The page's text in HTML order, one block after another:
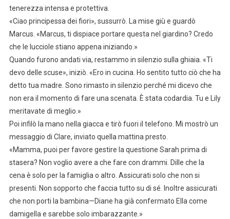
tenerezza intensa e protettiva.
«Ciao principessa dei fiori», sussurrò. La mise giù e guardò
Marcus. «Marcus, ti dispiace portare questa nel giardino? Credo
che le lucciole stiano appena iniziando.»
Quando furono andati via, restammo in silenzio sulla ghiaia. «Ti
devo delle scuse», iniziò. «Ero in cucina. Ho sentito tutto ciò che ha
detto tua madre. Sono rimasto in silenzio perché mi dicevo che
non era il momento di fare una scenata. È stata codardia. Tu e Lily
meritavate di meglio.»
Poi infilò la mano nella giacca e tirò fuori il telefono. Mi mostrò un
messaggio di Clare, inviato quella mattina presto.
«Mamma, puoi per favore gestire la questione Sarah prima di
stasera? Non voglio avere a che fare con drammi. Dille che la
cena è solo per la famiglia o altro. Assicurati solo che non si
presenti. Non sopporto che faccia tutto su di sé. Inoltre assicurati
che non porti la bambina—Diane ha già confermato Ella come
damigella e sarebbe solo imbarazzante.»